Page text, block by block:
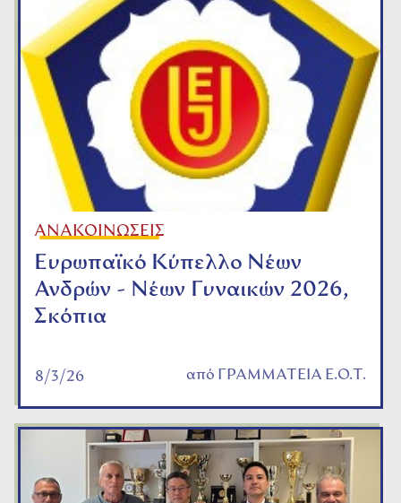
ΑΝΑΚΟΙΝΩΣΕΙΣ
Ευρωπαϊκό Κύπελλο Νέων
Ανδρών - Νέων Γυναικών 2026,
Σκόπια
8/3/26 από ΓΡΑΜΜΑΤΕΙΑ Ε.Ο.Τ.